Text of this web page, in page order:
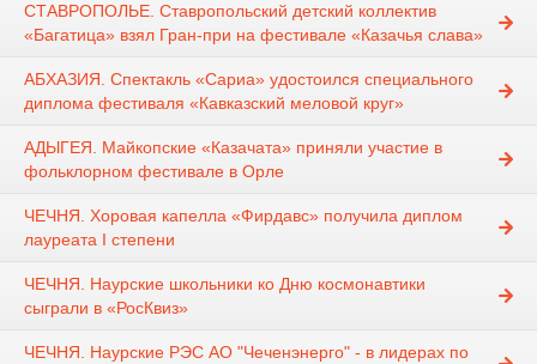
СТАВРОПОЛЬЕ. Ставропольский детский коллектив
«Багатица» взял Гран-при на фестивале «Казачья слава»
АБХАЗИЯ. Спектакль «Сариа» удостоился специального
диплома фестиваля «Кавказский меловой круг»
АДЫГЕЯ. Майкопские «Казачата» приняли участие в
фольклорном фестивале в Орле
ЧЕЧНЯ. Хоровая капелла «Фирдавс» получила диплом
лауреата I степени
ЧЕЧНЯ. Наурские школьники ко Дню космонавтики
сыграли в «РосКвиз»
ЧЕЧНЯ. Наурские РЭС АО "Чеченэнерго" - в лидерах по